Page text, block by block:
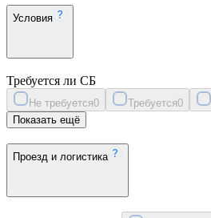
Условия
Требуется ли СБ
Не требуется0 Требуется0
Показать ещё
Проезд и логистика